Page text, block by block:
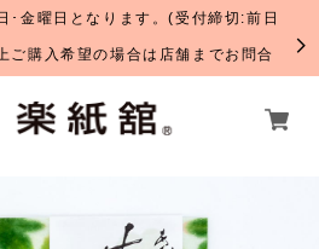
･金曜日となります。(受付締切:前日
ご購入希望の場合は店舗までお問合